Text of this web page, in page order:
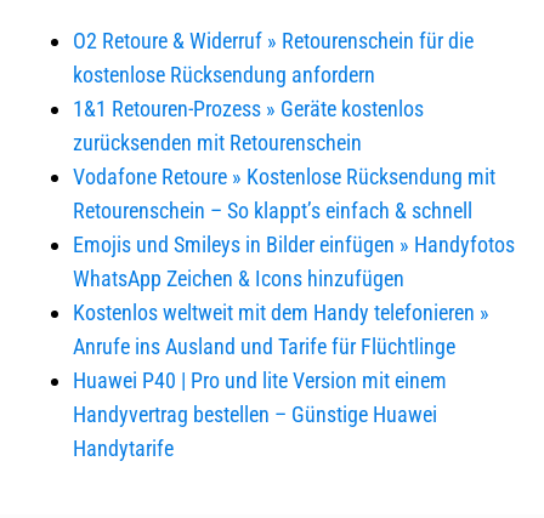
O2 Retoure & Widerruf » Retourenschein für die
kostenlose Rücksendung anfordern
1&1 Retouren-Prozess » Geräte kostenlos
zurücksenden mit Retourenschein
Vodafone Retoure » Kostenlose Rücksendung mit
Retourenschein – So klappt’s einfach & schnell
Emojis und Smileys in Bilder einfügen » Handyfotos
WhatsApp Zeichen & Icons hinzufügen
Kostenlos weltweit mit dem Handy telefonieren »
Anrufe ins Ausland und Tarife für Flüchtlinge
Huawei P40 | Pro und lite Version mit einem
Handyvertrag bestellen – Günstige Huawei
Handytarife